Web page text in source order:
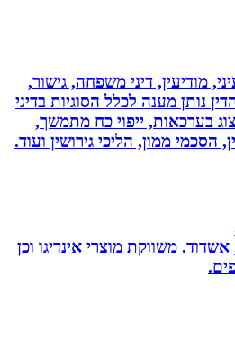
מודיעין, דיני משפחה, גישור,
מענה לכלל הסוגיות בדיני
ייפוי כח מתמשך,
ממון, הליכי גירושין ועוד.
משווקת מוצרי אינדיגו וכן